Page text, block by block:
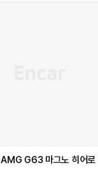
AMG G63 마그노 히어로